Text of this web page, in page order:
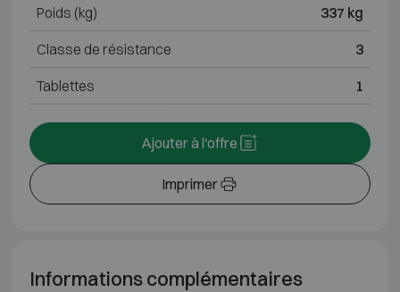
Poids (kg) 337 kg
Classe de résistance 3
Tablettes 1
Imprimer
Ajouter à l'offre
Informations complémentaires